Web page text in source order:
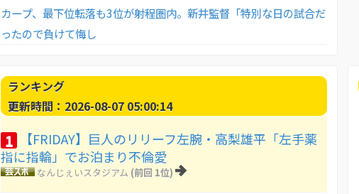
カープ、最下位転落も3位が射程圏内。新井監督「特別な日の試合だ
ったので負けて悔し
ランキング
更新時間：2026-08-07 05:00:14
1
【FRIDAY】巨人のリリーフ左腕・高梨雄平「左手薬
指に指輪」でお泊まり不倫愛
なんじぇいスタジアム (前回 1位)